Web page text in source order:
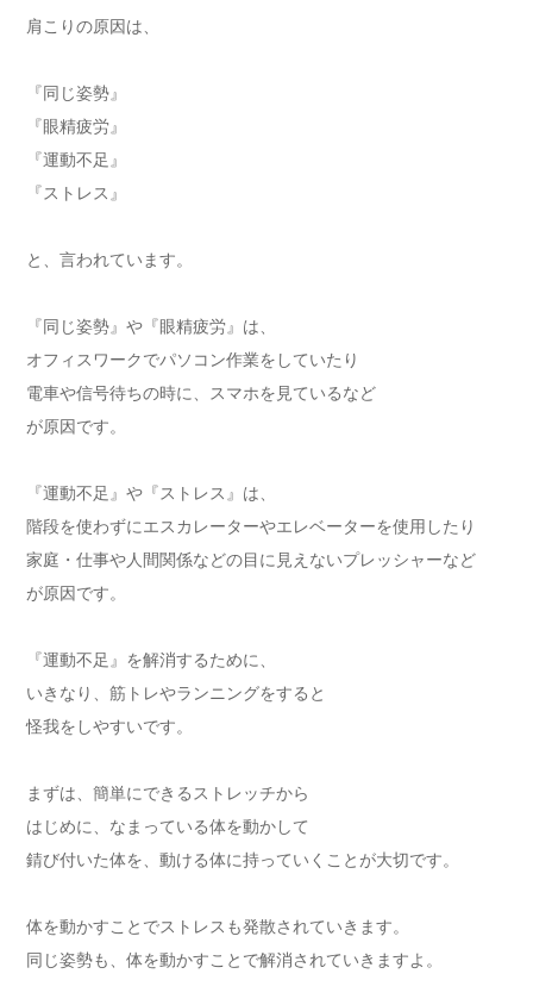
肩こりの原因は、
『同じ姿勢』
『眼精疲労』
『運動不足』
『ストレス』
と、言われています。
『同じ姿勢』や『眼精疲労』は、
オフィスワークでパソコン作業をしていたり
電車や信号待ちの時に、スマホを見ているなど
が原因です。
『運動不足』や『ストレス』は、
階段を使わずにエスカレーターやエレベーターを使用したり
家庭・仕事や人間関係などの目に見えないプレッシャーなど
が原因です。
『運動不足』を解消するために、
いきなり、筋トレやランニングをすると
怪我をしやすいです。
まずは、簡単にできるストレッチから
はじめに、なまっている体を動かして
錆び付いた体を、動ける体に持っていくことが大切です。
体を動かすことでストレスも発散されていきます。
同じ姿勢も、体を動かすことで解消されていきますよ。